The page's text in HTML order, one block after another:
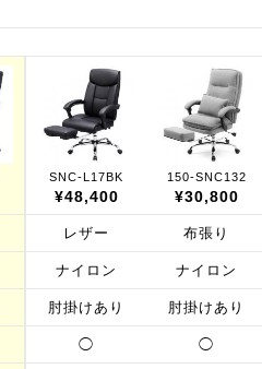
SNC-L17BK
¥48,400
レザー
ナイロン
肘掛けあり
◯
150-SNC132
¥30,800
布張り
ナイロン
肘掛けあり
◯